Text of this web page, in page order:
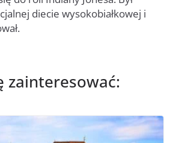
diecie wysokobiałkowej i
zainteresować: